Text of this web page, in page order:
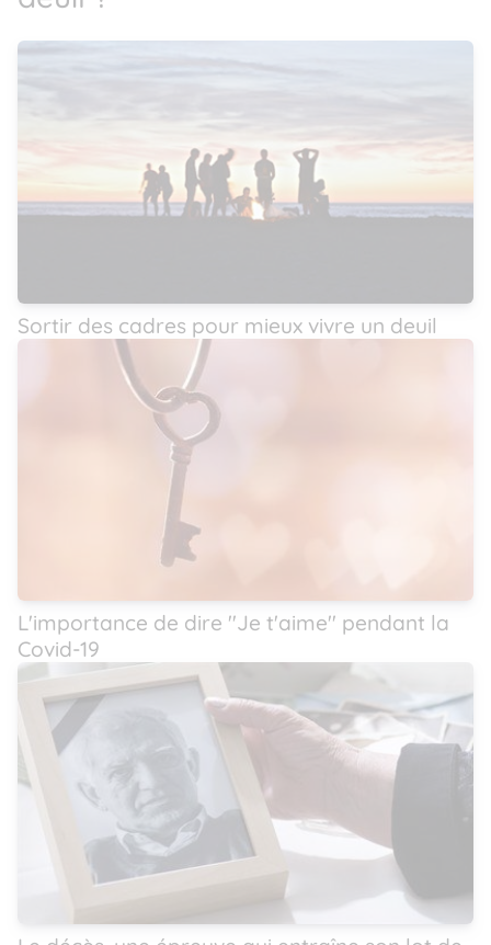
Sortir des cadres pour mieux vivre un deuil
L'importance de dire ''Je t'aime'' pendant la
Covid-19